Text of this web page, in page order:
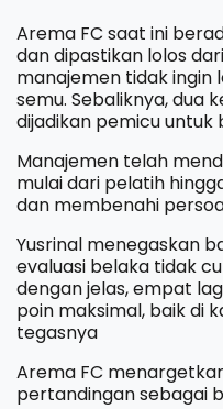
Arema FC saat ini
dan dipastikan lolos
manajemen tidak
semu. Sebaliknya, dua
dijadikan pemicu untuk
Manajemen telah
mulai dari pelatih
dan membenahi
Yusrinal menegaskan
evaluasi belaka tidak
dengan jelas, empat
poin maksimal, baik di
tegasnya
Arema FC
pertandingan sebagai